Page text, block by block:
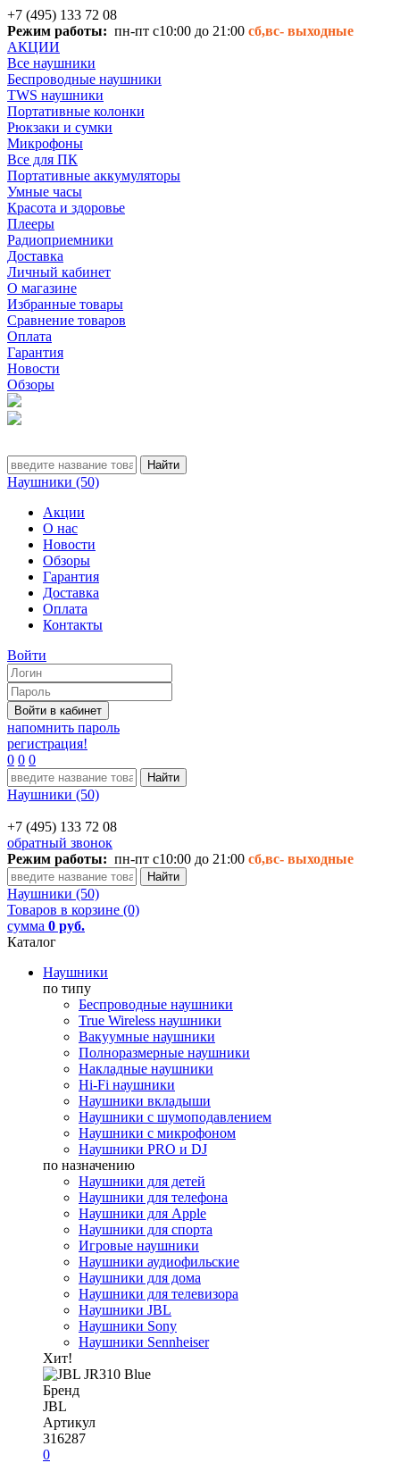
+7 (495) 133 72 08
Режим работы: пн-пт с10:00 до 21:00 сб,вс- выходные
АКЦИИ
Все наушники
Беспроводные наушники
TWS наушники
Портативные колонки
Рюкзаки и сумки
Микрофоны
Все для ПК
Портативные аккумуляторы
Умные часы
Красота и здоровье
Плееры
Радиоприемники
Доставка
Личный кабинет
О магазине
Избранные товары
Сравнение товаров
Оплата
Гарантия
Новости
Обзоры
Наушники (50)
Акции
О нас
Новости
Обзоры
Гарантия
Доставка
Оплата
Контакты
Войти
напомнить пароль
регистрация!
0 0 0
Наушники (50)
+7 (495) 133 72 08
обратный звонок
Режим работы: пн-пт с10:00 до 21:00 сб,вс- выходные
Наушники (50)
Товаров в корзине (0)
сумма 0 руб.
Каталог
Наушники
по типу
Беспроводные наушники
True Wireless наушники
Вакуумные наушники
Полноразмерные наушники
Накладные наушники
Hi-Fi наушники
Наушники вкладыши
Наушники с шумоподавлением
Наушники с микрофоном
Наушники PRO и DJ
по назначению
Наушники для детей
Наушники для телефона
Наушники для Apple
Наушники для спорта
Игровые наушники
Наушники аудиофильские
Наушники для дома
Наушники для телевизора
Наушники JBL
Наушники Sony
Наушники Sennheiser
Хит!
Бренд
JBL
Артикул
316287
0